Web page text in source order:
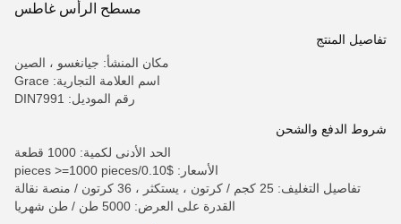
مسطح الرأس غاطس
تفاصيل المنتج
مكان المنشأ: جيانغسو ، الصين
اسم العلامة التجارية: Grace
رقم الموديل: DIN7991
شروط الدفع والشحن
الحد الأدنى لكمية: 1000 قطعة
الأسعار: $0.10/pieces >=1000 pieces
تفاصيل التغليف: 25 كجم / كرتون ، يستكثر ، 36 كرتون / منصة نقالة
القدرة على العرض: 5000 طن / طن شهريا